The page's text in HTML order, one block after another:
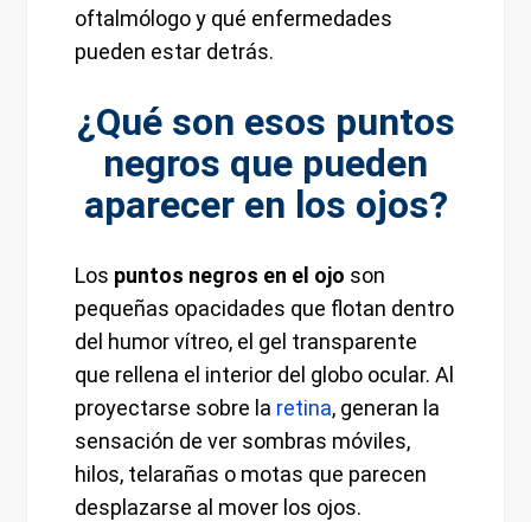
oftalmólogo y qué enfermedades
pueden estar detrás.
¿Qué son esos puntos
negros que pueden
aparecer en los ojos?
Los puntos negros en el ojo son
pequeñas opacidades que flotan dentro
del humor vítreo, el gel transparente
que rellena el interior del globo ocular. Al
proyectarse sobre la retina, generan la
sensación de ver sombras móviles,
hilos, telarañas o motas que parecen
desplazarse al mover los ojos.